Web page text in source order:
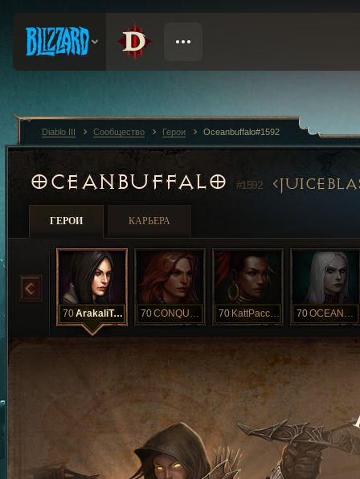
OCEANBUFFALO #1592
ГЕРОИ КАРЬЕРА
70 ArakaliTouch 70 CONQUESTG 70 KattPaccino 70 OCEANBUFFALO
Diablo III Сообщество Герои Oceanbuffalo#1592